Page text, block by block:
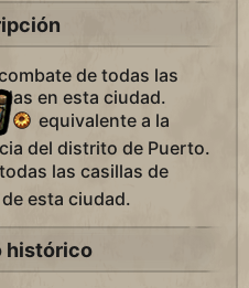
de todas las
en esta ciudad.
equivalente a la
del distrito de Puerto.
las casillas de
esta ciudad.
histórico